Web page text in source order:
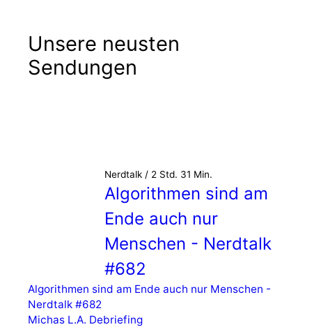
Unsere neusten
Sendungen
Nerdtalk / 2 Std. 31 Min.
Algorithmen sind am
Ende auch nur
Menschen - Nerdtalk
#682
Algorithmen sind am Ende auch nur Menschen -
Nerdtalk #682
Michas L.A. Debriefing